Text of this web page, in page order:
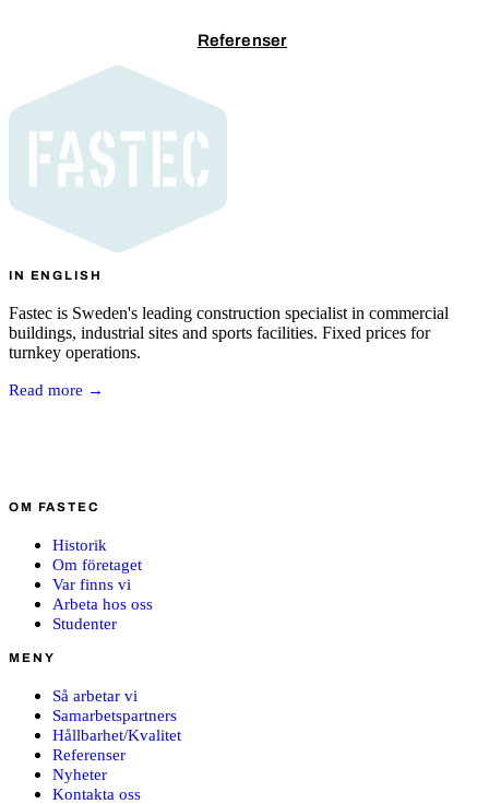
Referenser
IN ENGLISH
Fastec is Sweden's leading construction specialist in commercial
buildings, industrial sites and sports facilities. Fixed prices for
turnkey operations.
Read more →
OM FASTEC
Historik
Om företaget
Var finns vi
Arbeta hos oss
Studenter
MENY
Så arbetar vi
Samarbetspartners
Hållbarhet/Kvalitet
Referenser
Nyheter
Kontakta oss